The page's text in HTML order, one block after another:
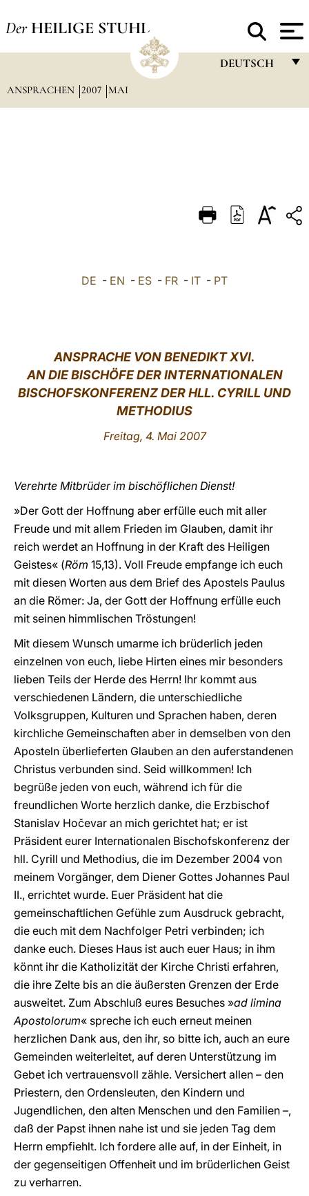
Der HEILIGE STUHL
DEUTSCH
DEUTSCH
العربيّة
ANSPRACHEN 2007 MAI
DE - EN - ES - FR - IT - PT
ANSPRACHE VONBENEDIKT XVI.
AN DIE BISCHÖFE DER INTERNATIONALEN
BISCHOFSKONFERENZ DER HLL. CYRILL UND
METHODIUS
Freitag, 4. Mai 2007
Verehrte Mitbrüder im bischöflichen Dienst!
»Der Gott der Hoffnung aber erfülle euch mit aller
Freude und mit allem Frieden im Glauben, damit ihr
reich werdet an Hoffnung in der Kraft des Heiligen
Geistes« (Röm 15,13). Voll Freude empfange ich euch
mit diesen Worten aus dem Brief des Apostels Paulus
an die Römer: Ja, der Gott der Hoffnung erfülle euch
mit seinen himmlischen Tröstungen!
Mit diesem Wunsch umarme ich brüderlich jeden
einzelnen von euch, liebe Hirten eines mir besonders
lieben Teils der Herde des Herrn! Ihr kommt aus
verschiedenen Ländern, die unterschiedliche
Volksgruppen, Kulturen und Sprachen haben, deren
kirchliche Gemeinschaften aber in demselben von den
Aposteln überlieferten Glauben an den auferstandenen
Christus verbunden sind. Seid willkommen! Ich
begrüße jeden von euch, während ich für die
freundlichen Worte herzlich danke, die Erzbischof
Stanislav Hočevar an mich gerichtet hat; er ist
Präsident eurer Internationalen Bischofskonferenz der
hll. Cyrill und Methodius, die im Dezember 2004 von
meinem Vorgänger, dem Diener Gottes Johannes Paul
II., errichtet wurde. Euer Präsident hat die
gemeinschaftlichen Gefühle zum Ausdruck gebracht,
die euch mit dem Nachfolger Petri verbinden; ich
danke euch. Dieses Haus ist auch euer Haus; in ihm
könnt ihr die Katholizität der Kirche Christi erfahren,
die ihre Zelte bis an die äußersten Grenzen der Erde
ausweitet. Zum Abschluß eures Besuches »ad limina
Apostolorum« spreche ich euch erneut meinen
herzlichen Dank aus, den ihr, so bitte ich, auch an eure
Gemeinden weiterleitet, auf deren Unterstützung im
Gebet ich vertrauensvoll zähle. Versichert allen – den
Priestern, den Ordensleuten, den Kindern und
Jugendlichen, den alten Menschen und den Familien –,
daß der Papst ihnen nahe ist und sie jeden Tag dem
Herrn empfiehlt. Ich fordere alle auf, in der Einheit, in
der gegenseitigen Offenheit und im brüderlichen Geist
zu verharren.